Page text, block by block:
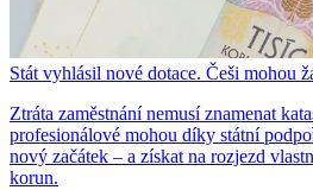
Stát vyhlásil nové dotace. Češi mohou
Ztráta zaměstnání nemusí znamenat
profesionálové mohou díky státní
nový začátek – a získat na rozjezd
korun.